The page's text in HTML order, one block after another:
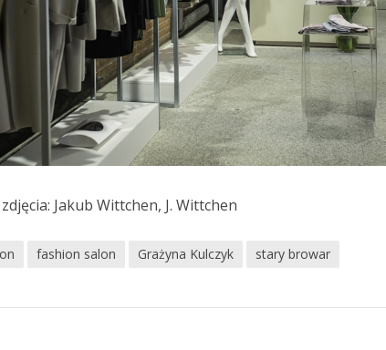
Jakub Wittchen, J. Wittchen
fashion salon Grażyna Kulczyk stary browar